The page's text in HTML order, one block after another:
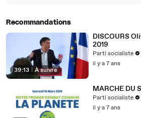
Recommandations
39:13 À suivre
DISCOURS
2019
Parti socialiste
il y a 7 ans
MARCHE DU
Parti socialiste
il y a 7 ans